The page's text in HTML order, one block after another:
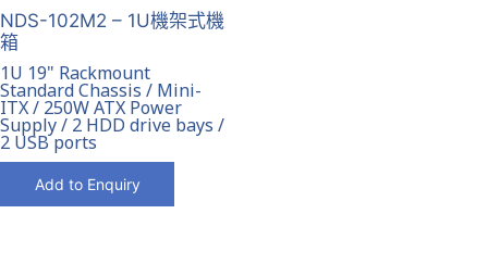
NDS-102M2 – 1U機架式機
箱
1U 19" Rackmount
Standard Chassis / Mini-
ITX / 250W ATX Power
Supply / 2 HDD drive bays /
2 USB ports
Add to Enquiry